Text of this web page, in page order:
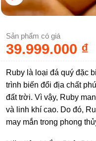
Sản phẩm có giá
39.999.000 ₫
Ruby là loại đá quý đặc
trình biến đổi địa chất
đất trời. Vì vậy, Ruby
và linh khí cao. Do đó,
may mắn trong phong